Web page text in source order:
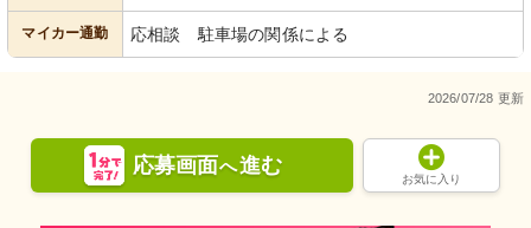
マイカー通勤 応相談 駐車場の関係による
2026/07/28 更新
応募画面へ進む
お気に入り